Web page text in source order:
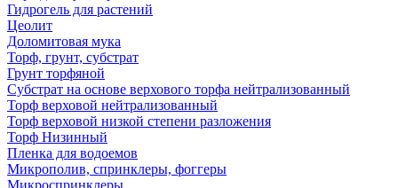
Гидрогель для растений
Цеолит
Доломитовая мука
Торф, грунт, субстрат
Грунт торфяной
Субстрат на основе верхового торфа нейтрализованный
Торф верховой нейтрализованный
Торф верховой низкой степени разложения
Торф Низинный
Пленка для водоемов
Микрополив, спринклеры, фоггеры
Микроспринклеры